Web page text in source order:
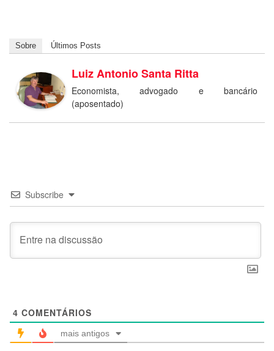
Sobre Últimos Posts
Luiz Antonio Santa Ritta
Economista, advogado e bancário
(aposentado)
Subscribe
4 COMENTÁRIOS
mais antigos